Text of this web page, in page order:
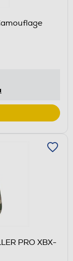
PRO XBX-